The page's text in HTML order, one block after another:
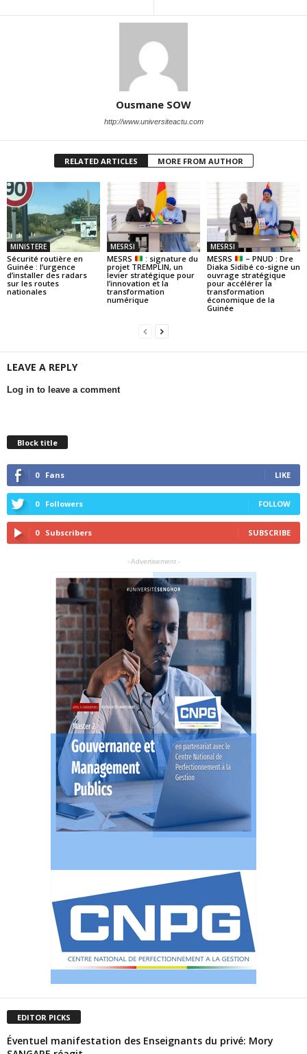
Ousmane SOW
http://www.universiteactu.com
RELATED ARTICLES MORE FROM AUTHOR
MINISTERE
Sécurité routière en
Guinée : l’urgence
d’installer des radars
sur les routes
nationales
MESRSI
MESRS
: signature du
projet TREMPLIN, un
levier stratégique pour
l’innovation et la
transformation
numérique
MESRSI
MESRS
– PNUD : Dre
Diaka Sidibé co-signe un
ouvrage stratégique
pour accélérer la
transformation
économique de la
Guinée
LEAVE A REPLY
Log in to leave a comment
Block title
0 Fans LIKE
0 Followers FOLLOW
0 Subscribers SUBSCRIBE
- Advertisement -
EDITOR PICKS
Éventuel manifestation des Enseignants du privé: Mory